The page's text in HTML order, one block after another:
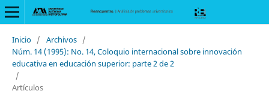
Inicio / Archivos /
Núm. 14 (1995): No. 14, Coloquio internacional sobre innovación
educativa en educación superior: parte 2 de 2
/
Artículos